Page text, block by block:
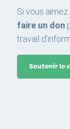
Si vous
faire un don
travail
Soutenir le